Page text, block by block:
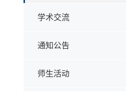
学术交流
通知公告
师生活动